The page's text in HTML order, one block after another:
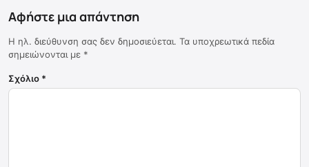
Αφήστε μια απάντηση
Η ηλ. διεύθυνση σας δεν δημοσιεύεται. Τα υποχρεωτικά πεδία
σημειώνονται με *
Σχόλιο *